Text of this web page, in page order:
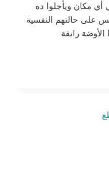
مكان ويأجلوا ده
على حالتهم النفسية
الأوضة رايقة